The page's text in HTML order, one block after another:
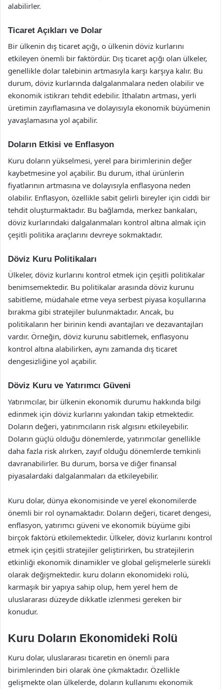
alabilirler.
Ticaret Açıkları ve Dolar
Bir ülkenin dış ticaret açığı, o ülkenin döviz kurlarını
etkileyen önemli bir faktördür. Dış ticaret açığı olan ülkeler,
genellikle dolar talebinin artmasıyla karşı karşıya kalır. Bu
durum, döviz kurlarında dalgalanmalara neden olabilir ve
ekonomik istikrarı tehdit edebilir. İthalatın artması, yerli
üretimin zayıflamasına ve dolayısıyla ekonomik büyümenin
yavaşlamasına yol açabilir.
Doların Etkisi ve Enflasyon
Kuru doların yükselmesi, yerel para birimlerinin değer
kaybetmesine yol açabilir. Bu durum, ithal ürünlerin
fiyatlarının artmasına ve dolayısıyla enflasyona neden
olabilir. Enflasyon, özellikle sabit gelirli bireyler için ciddi bir
tehdit oluşturmaktadır. Bu bağlamda, merkez bankaları,
döviz kurlarındaki dalgalanmaları kontrol altına almak için
çeşitli politika araçlarını devreye sokmaktadır.
Döviz Kuru Politikaları
Ülkeler, döviz kurlarını kontrol etmek için çeşitli politikalar
benimsemektedir. Bu politikalar arasında döviz kurunu
sabitleme, müdahale etme veya serbest piyasa koşullarına
bırakma gibi stratejiler bulunmaktadır. Ancak, bu
politikaların her birinin kendi avantajları ve dezavantajları
vardır. Örneğin, döviz kurunu sabitlemek, enflasyonu
kontrol altına alabilirken, aynı zamanda dış ticaret
dengesizliğine yol açabilir.
Döviz Kuru ve Yatırımcı Güveni
Yatırımcılar, bir ülkenin ekonomik durumu hakkında bilgi
edinmek için döviz kurlarını yakından takip etmektedir.
Doların değeri, yatırımcıların risk algısını etkileyebilir.
Doların güçlü olduğu dönemlerde, yatırımcılar genellikle
daha fazla risk alırken, zayıf olduğu dönemlerde temkinli
davranabilirler. Bu durum, borsa ve diğer finansal
piyasalardaki dalgalanmaları da etkileyebilir.
Kuru dolar, dünya ekonomisinde ve yerel ekonomilerde
önemli bir rol oynamaktadır. Doların değeri, ticaret dengesi,
enflasyon, yatırımcı güveni ve ekonomik büyüme gibi
birçok faktörü etkilemektedir. Ülkeler, döviz kurlarını kontrol
etmek için çeşitli stratejiler geliştirirken, bu stratejilerin
etkinliği ekonomik dinamikler ve global gelişmelerle sürekli
olarak değişmektedir. kuru doların ekonomideki rolü,
karmaşık bir yapıya sahip olup, hem yerel hem de
uluslararası düzeyde dikkatle izlenmesi gereken bir
konudur.
Kuru Doların Ekonomideki Rolü
Kuru dolar, uluslararası ticaretin en önemli para
birimlerinden biri olarak öne çıkmaktadır. Özellikle
gelişmekte olan ülkelerde, doların kullanımı ekonomik